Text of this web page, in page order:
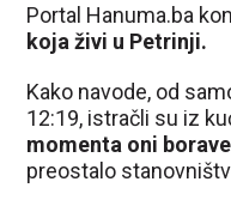
Portal Hanuma.ba
koja živi u Petrinji.
Kako navode, od
12:19, istračli su iz
momenta oni
preostalo